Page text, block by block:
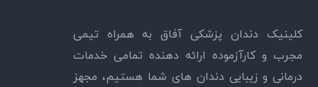
کلینیک دندان پزشکی آفاق به همراه تیمی
مجرب و کارآزموده ارائه دهنده تمامی خدمات
درمانی و زیبایی دندان های شما هستیم، مجهز